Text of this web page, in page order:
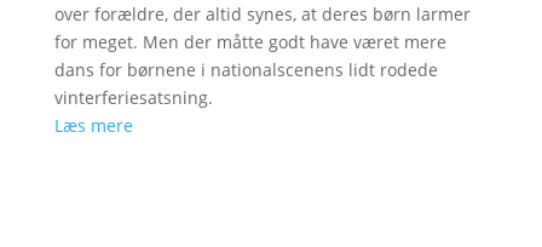
over forældre, der altid synes, at deres børn larmer
for meget. Men der måtte godt have været mere
dans for børnene i nationalscenens lidt rodede
vinterferiesatsning.
Læs mere